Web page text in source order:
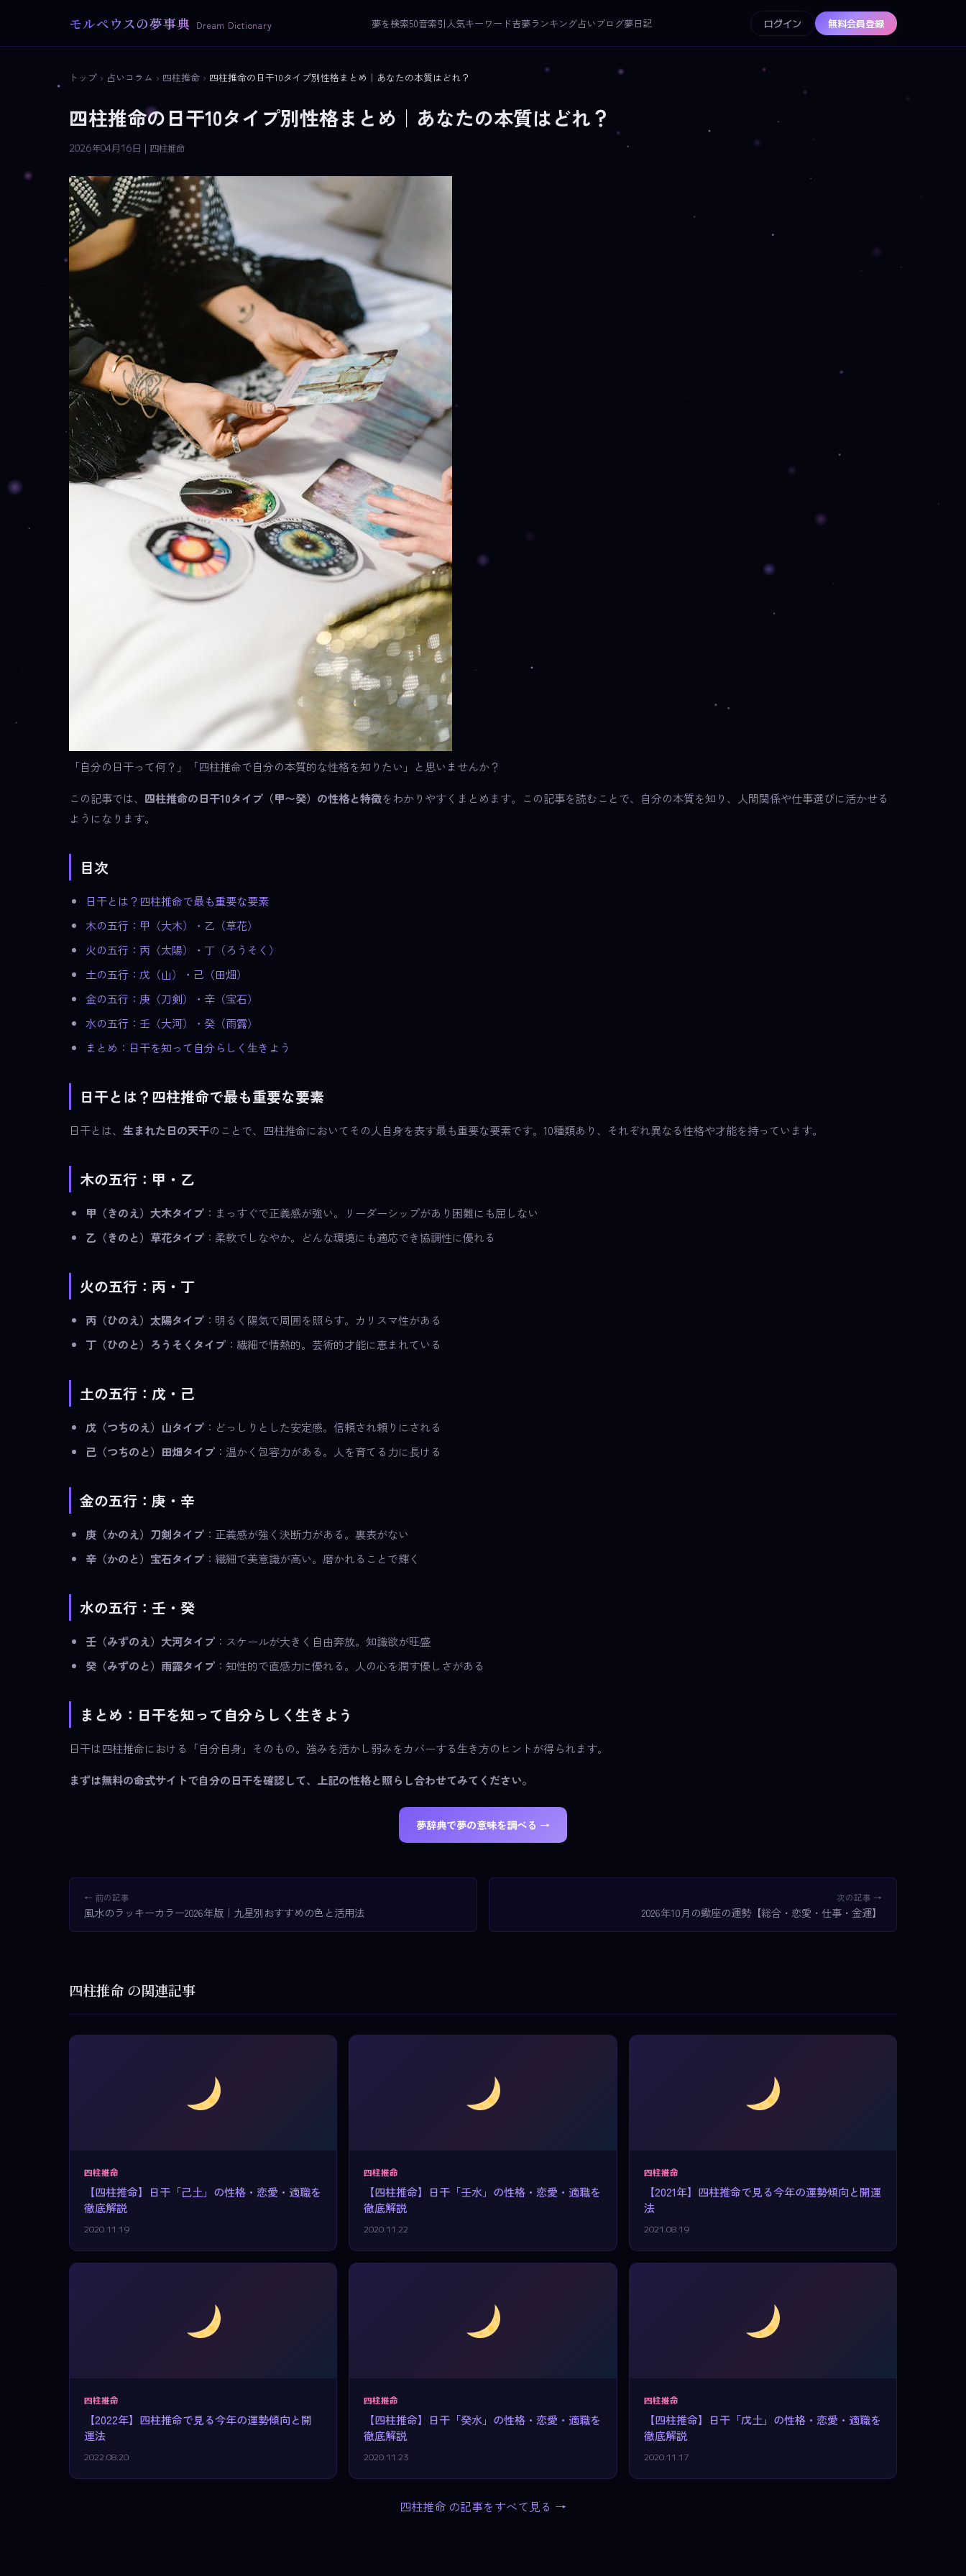
モルペウスの夢事典 Dream Dictionary 夢を検索50音索引 人気キーワード吉夢ランキング占いブログ夢日記 ログイン 無料会員登録
トップ › 占いコラム › 四柱推命 › 四柱推命の日干10タイプ別性格まとめ｜あなたの本質はどれ？
四柱推命の日干10タイプ別性格まとめ｜あなたの本質はどれ？
2026年04月16日 | 四柱推命
「自分の日干って何？」「四柱推命で自分の本質的な性格を知りたい」と思いませんか？
この記事では、 四柱推命の日干10タイプ（甲〜癸）の性格と特徴をわかりやすくまとめます。この記事を読むことで、自分の本質を知り、人間関係や仕事選びに活かせる
ようになります。
目次
日干とは？四柱推命で最も重要な要素
木の五行：甲（大木）・乙（草花）
火の五行：丙（太陽）・丁（ろうそく）
土の五行：戊（山）・己（田畑）
金の五行：庚（刀剣）・辛（宝石）
水の五行：壬（大河）・癸（雨露）
まとめ：日干を知って自分らしく生きよう
日干とは？四柱推命で最も重要な要素
日干とは、 生まれた日の天干のことで、四柱推命においてその人自身を表す最も重要な要素です。10種類あり、それぞれ異なる性格や才能を持っています。
木の五行：甲・乙
甲（きのえ）大木タイプ：まっすぐで正義感が強い。リーダーシップがあり困難にも屈しない
乙（きのと）草花タイプ：柔軟でしなやか。どんな環境にも適応でき協調性に優れる
火の五行：丙・丁
丙（ひのえ）太陽タイプ：明るく陽気で周囲を照らす。カリスマ性がある
丁（ひのと）ろうそくタイプ：繊細で情熱的。芸術的才能に恵まれている
土の五行：戊・己
戊（つちのえ）山タイプ：どっしりとした安定感。信頼され頼りにされる
己（つちのと）田畑タイプ：温かく包容力がある。人を育てる力に長ける
金の五行：庚・辛
庚（かのえ）刀剣タイプ：正義感が強く決断力がある。裏表がない
辛（かのと）宝石タイプ：繊細で美意識が高い。磨かれることで輝く
水の五行：壬・癸
壬（みずのえ）大河タイプ：スケールが大きく自由奔放。知識欲が旺盛
癸（みずのと）雨露タイプ：知性的で直感力に優れる。人の心を潤す優しさがある
まとめ：日干を知って自分らしく生きよう
日干は四柱推命における「自分自身」そのもの。強みを活かし弱みをカバーする生き方のヒントが得られます。
まずは無料の命式サイトで自分の日干を確認して、上記の性格と照らし合わせてみてください。
夢辞典で夢の意味を調べる →
← 前の記事
風水のラッキーカラー2026年版｜九星別おすすめの色と活用法
次の記事 →
2026年10月の蠍座の運勢【総合・恋愛・仕事・金運】
四柱推命 の関連記事
四柱推命
【四柱推命】日干「己土」の性格・恋愛・適職を
徹底解説
2020.11.19
四柱推命
【四柱推命】日干「壬水」の性格・恋愛・適職を
徹底解説
2020.11.22
四柱推命
【2021年】四柱推命で見る今年の運勢傾向と開運
法
2021.08.19
四柱推命
【2022年】四柱推命で見る今年の運勢傾向と開
運法
2022.08.20
四柱推命
【四柱推命】日干「癸水」の性格・恋愛・適職を
徹底解説
2020.11.23
四柱推命
【四柱推命】日干「戊土」の性格・恋愛・適職を
徹底解説
2020.11.17
四柱推命 の記事をすべて見る →